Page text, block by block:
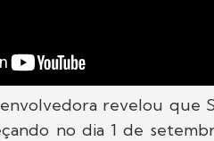
revelou que
no dia 1 de